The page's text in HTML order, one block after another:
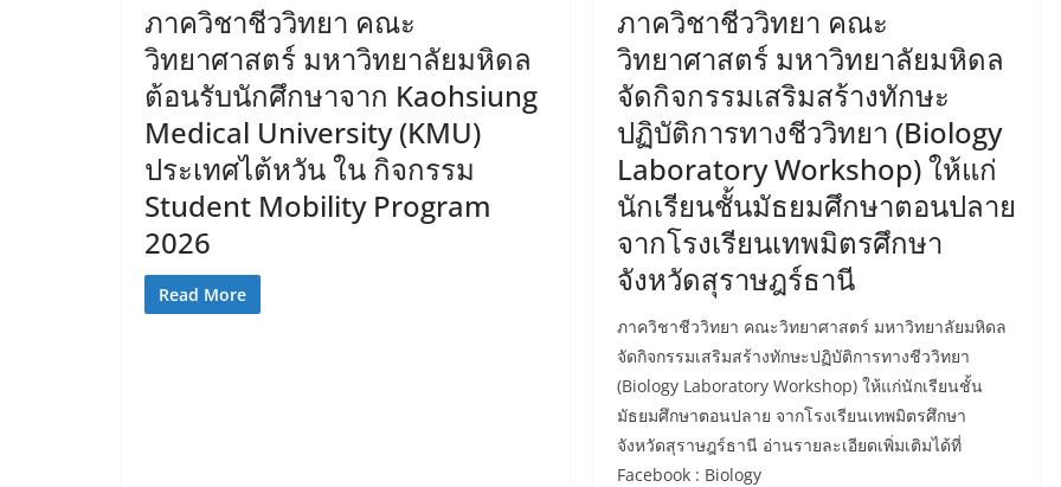
ภาควิชาชีววิทยา คณะ
วิทยาศาสตร์ มหาวิทยาลัยมหิดล
ต้อนรับนักศึกษาจาก Kaohsiung
Medical University (KMU)
ประเทศไต้หวัน ใน กิจกรรม
Student Mobility Program
2026
Read More
ภาควิชาชีววิทยา คณะ
วิทยาศาสตร์ มหาวิทยาลัยมหิดล
จัดกิจกรรมเสริมสร้างทักษะ
ปฏิบัติการทางชีววิทยา (Biology
Laboratory Workshop) ให้แก่
นักเรียนชั้นมัธยมศึกษาตอนปลาย
จากโรงเรียนเทพมิตรศึกษา
จังหวัดสุราษฎร์ธานี
ภาควิชาชีววิทยา คณะวิทยาศาสตร์ มหาวิทยาลัยมหิดล
จัดกิจกรรมเสริมสร้างทักษะปฏิบัติการทางชีววิทยา
(Biology Laboratory Workshop) ให้แก่นักเรียนชั้น
มัธยมศึกษาตอนปลาย จากโรงเรียนเทพมิตรศึกษา
จังหวัดสุราษฎร์ธานี อ่านรายละเอียดเพิ่มเติมได้ที่
Facebook : Biology